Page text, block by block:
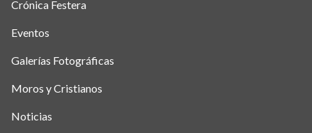
Crónica Festera
Eventos
Galerías Fotográficas
Moros y Cristianos
Noticias